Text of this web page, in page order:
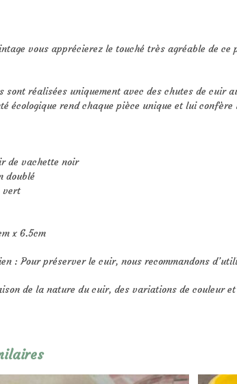
vous apprécierez le touché très agréable de
sont réalisées uniquement avec des chutes de
écologique rend chaque pièce unique et lui
de vachette noir
doublé
vert
x 6.5cm
: Pour préserver le cuir, nous recommandons
de la nature du cuir, des variations de couleur